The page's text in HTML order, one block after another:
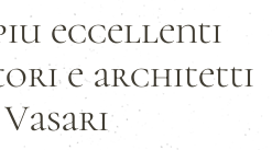
eccellenti
e architetti
Vasari